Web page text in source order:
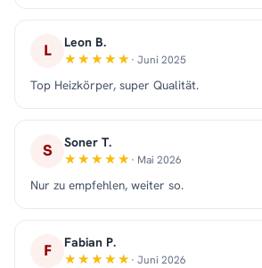
L Leon B.
· Juni 2025
Top Heizkörper, super Qualität.
S Soner T.
· Mai 2026
Nur zu empfehlen, weiter so.
F Fabian P.
· Juni 2026